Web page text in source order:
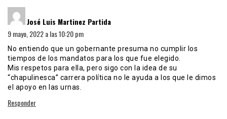
José Luis Martinez Partida
9 mayo, 2022 a las 10:20 pm
No entiendo que un gobernante presuma no cumplir los
tiempos de los mandatos para los que fue elegido.
Mis respetos para ella, pero sigo con la idea de su
“chapulinesca” carrera política no le ayuda a los que le dimos
el apoyo en las urnas.
Responder